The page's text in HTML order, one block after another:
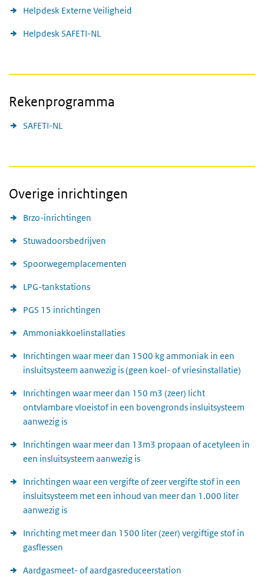
Helpdesk Externe Veiligheid
Helpdesk SAFETI-NL
Rekenprogramma
SAFETI-NL
Overige inrichtingen
Brzo-inrichtingen
Stuwadoorsbedrijven
Spoorwegemplacementen
LPG-tankstations
PGS 15 inrichtingen
Ammoniakkoelinstallaties
Inrichtingen waar meer dan 1500 kg ammoniak in een
insluitsysteem aanwezig is (geen koel- of vriesinstallatie)
Inrichtingen waar meer dan 150 m3 (zeer) licht
ontvlambare vloeistof in een bovengronds insluitsysteem
aanwezig is
Inrichtingen waar meer dan 13m3 propaan of acetyleen in
een insluitsysteem aanwezig is
Inrichtingen waar een vergifte of zeer vergifte stof in een
insluitsysteem met een inhoud van meer dan 1.000 liter
aanwezig is
Inrichting met meer dan 1500 liter (zeer) vergiftige stof in
gasflessen
Aardgasmeet- of aardgasreduceerstation